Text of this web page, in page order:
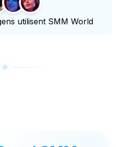
utilisent SMM World